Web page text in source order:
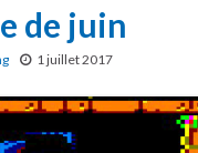
de juin
1 juillet 2017